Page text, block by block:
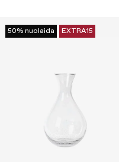
50% nuolaida EXTRA15